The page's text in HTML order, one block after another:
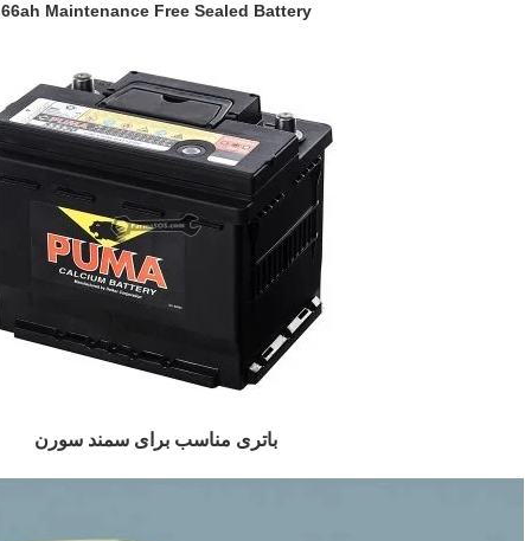
66ah Maintenance Free Sealed Battery
باتری مناسب برای سمند سورن